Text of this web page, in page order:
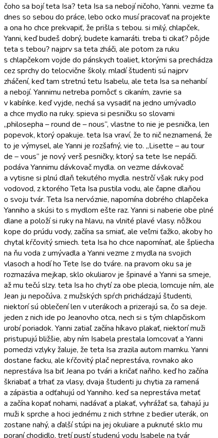
čoho sa bojí teta Isa? teta Isa sa nebojí ničoho, Yanni. vezme ťa
dnes so sebou do práce, lebo ocko musí pracovať na projekte
a ona ho chce prekvapiť, že prišla s tebou. si milý, chlapček,
Yanni, keď budeš dobrý, budete kamaráti. treba ti cikať? pôjde
teta s tebou? najprv sa teta zháči, ale potom za ruku
s chlapčekom vojde do pánskych toaliet, ktorými sa prechádza
cez sprchy do telocvične školy. mladí študenti sú najprv
zháčení, keď tam stretnú tetu Isabelu, ale teta Isa sa nehanbí
a nebojí. Yannimu netreba pomôcť s cikaním, zavrie sa
v kabínke. keď vyjde, nechá sa vysadiť na jedno umývadlo
a chce mydlo na ruky. spieva si pesničku so slovami
„philosepha – round de – nous“, vlastne to nie je pesnička, len
popevok, ktorý opakuje. teta Isa vraví, že to nič neznamená, že
to je výmysel, ale Yanni je rozšafný, vie to. „Lisette – au tour
de – vous“ je nový verš pesničky, ktorý sa tete Ise nepáči.
podáva Yannimu dávkovač mydla. on vezme dávkovač
a vytisne si plnú dlaň tekutého mydla. nestrčí však ruky pod
vodovod, z ktorého Teta Isa pustila vodu, ale čapne dlaňou
o svoju tvár. Teta Isa nervóznie, napomína dobrého chlapčeka
Yanniho a skúsi to s mydlom ešte raz. Yanni si naberie obe plné
dlane a položí si ruky na hlavu, na vlnité plavé vlasy. nôžkou
kope do prúdu vody, začína sa smiať, ale veľmi ťažko, akoby ho
chytal kŕčovitý smiech. teta Isa ho chce napomínať, ale špliecha
na ňu voda z umývadla a Yanni vezme z mydla na svojich
vlasoch a hodí ho Tete Ise do tváre. na pravom oku sa je
rozmazáva mejkap, sklo okuliarov je špinavé a Yanni sa smeje,
až mu tečú slzy. teta Isa ho chytí za obe plecia, lomcuje ním, ale
Jean ju nepočúva. z mužských spŕch prichádzajú študenti,
niektorí sú oblečení len v uterákoch a prizerajú sa, čo sa deje.
jeden z nich ide po Jeanovho otca, nech si s tým chlapčiskom
urobí poriadok. Yanni zatiaľ začína híkavo plakať, niektorí muži
pristupujú bližšie, aby ním Isabela prestala lomcovať a Yanni
pomedzi vzlyky žaluje, že teta Isa zrazila autom mamku. Yanni
dostane facku, ale kŕčovitý plač neprestáva, rovnako ako
neprestáva Isa biť Jeana po tvári a kričať naňho. keď ho začína
škriabať a trhať za vlasy, dvaja študenti ju chytia za ramená
a zápästia a odťahujú od Yanniho. keď sa neprestáva metať
a začína kopať nohami, nadávať a plakať, vyhrážať sa, ťahajú ju
muži k sprche a hoci jednému z nich strhne z bedier uterák, on
zostane nahý, a ďalší stúpi na jej okuliare a puknuté sklo mu
poraní chodidlo, tretí pustí studenú vodu Isabele na tvár